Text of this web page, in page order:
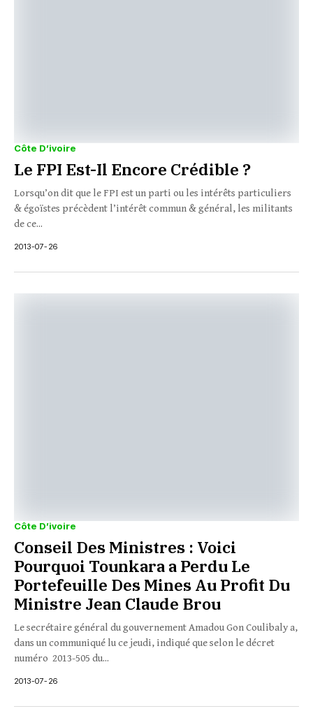
Côte D’ivoire
Le FPI Est-Il Encore Crédible ?
Lorsqu’on dit que le FPI est un parti ou les intérêts particuliers
& égoïstes précèdent l’intérêt commun & général, les militants
de ce...
2013-07-26
Côte D’ivoire
Conseil Des Ministres : Voici
Pourquoi Tounkara a Perdu Le
Portefeuille Des Mines Au Profit Du
Ministre Jean Claude Brou
Le secrétaire général du gouvernement Amadou Gon Coulibaly a,
dans un communiqué lu ce jeudi, indiqué que selon le décret
numéro 2013-505 du...
2013-07-26